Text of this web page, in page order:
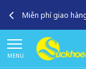
Miễn phí giao
MENU